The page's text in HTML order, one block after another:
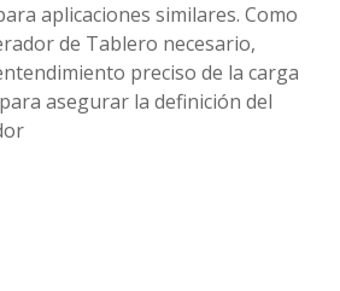
aplicaciones similares. Como
de Tablero necesario,
preciso de la carga
asegurar la definición del